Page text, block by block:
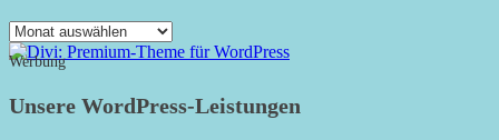
Das
Monatsarchiv
Werbung
Unsere WordPress-Leistungen